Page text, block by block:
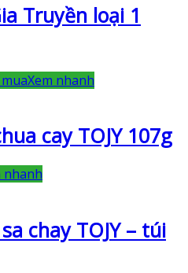
Truyền loại 1
Xem nhanh
cay TOJY 107g
nhanh
chay TOJY – túi